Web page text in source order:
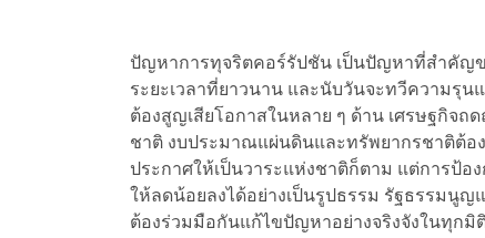
ปัญหาการทุจริตคอร์รัปชัน เป็นปัญหาที่สำคัญ
ระยะเวลาที่ยาวนาน และนับวันจะทวีความรุ
ต้องสูญเสียโอกาสในหลาย ๆ ด้าน เศรษฐกิจ
ชาติ งบประมาณแผ่นดินและทรัพยากรชาติต้อ
ประกาศให้เป็นวาระแห่งชาติก็ตาม แต่การป้
ให้ลดน้อยลงได้อย่างเป็นรูปธรรม รัฐธรรมนู
ต้องร่วมมือกันแก้ไขปัญหาอย่างจริงจังในทุกมิ